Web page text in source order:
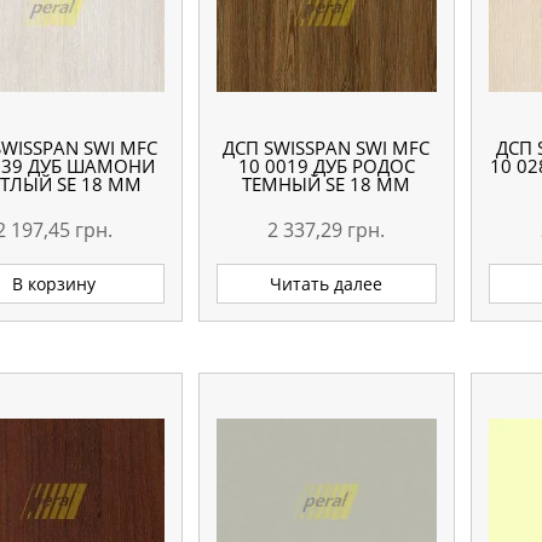
SWI MFC
ДУБ ШАМОНИ
SE 18 ММ
197,45 грн.
В корзину
ДСП SWISSPAN SWI MFC
10 0019 ДУБ РОДОС
ТЕМНЫЙ SE 18 ММ
2 337,29 грн.
Читать далее
ДСП
10